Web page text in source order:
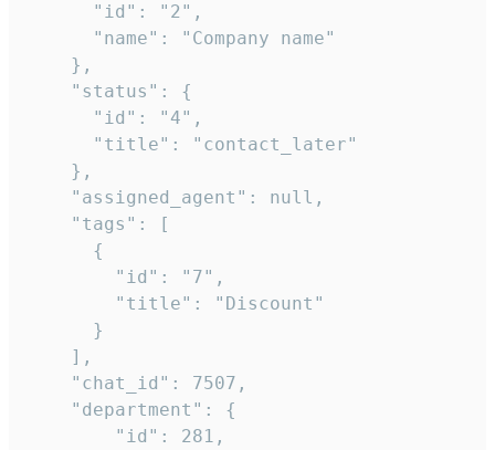
      "id": "2",
      "name": "Company name"
    },
    "status": {
      "id": "4",
      "title": "contact_later"
    },
    "assigned_agent": null,
    "tags": [
      {
        "id": "7",
        "title": "Discount"
      }
    ],
    "chat_id": 7507,
    "department": {
        "id": 281,